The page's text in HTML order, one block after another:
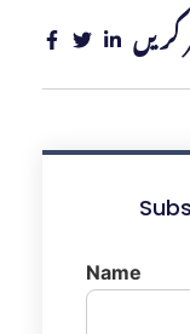
کریں
Name